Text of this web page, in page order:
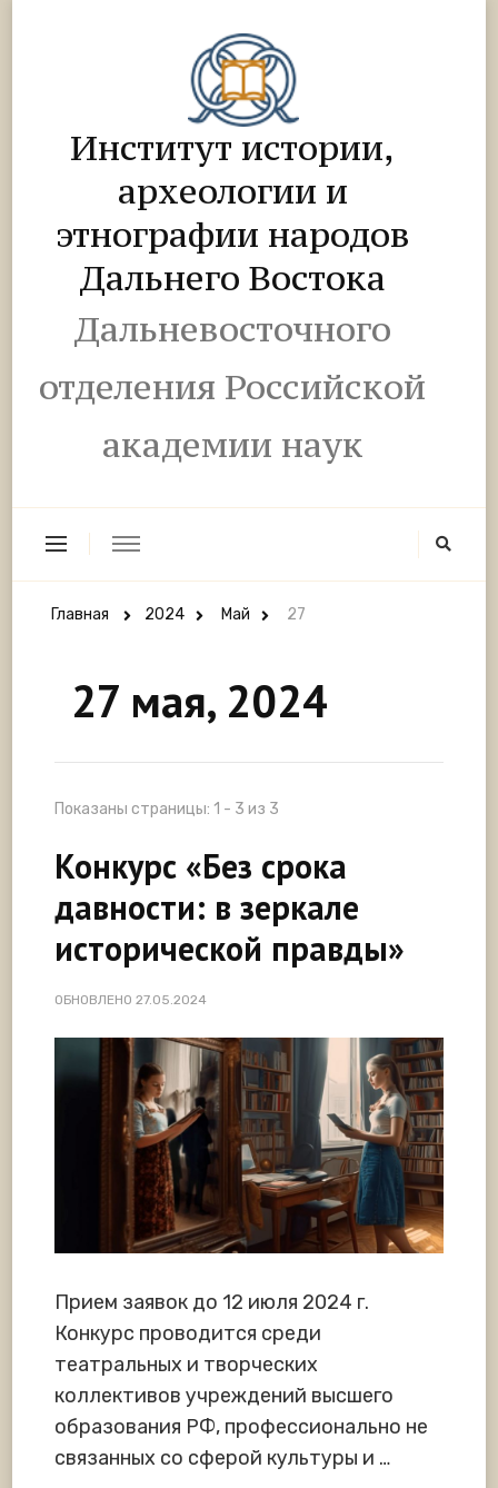
Институт истории,
археологии и
этнографии народов
Дальнего Востока
Дальневосточного
отделения Российской
академии наук
Главная 2024 Май 27
27 мая, 2024
Показаны страницы: 1 - 3 из 3
Конкурс «Без срока
давности: в зеркале
исторической правды»
ОБНОВЛЕНО 27.05.2024
Прием заявок до 12 июля 2024 г.
Конкурс проводится среди
театральных и творческих
коллективов учреждений высшего
образования РФ, профессионально не
связанных со сферой культуры и …